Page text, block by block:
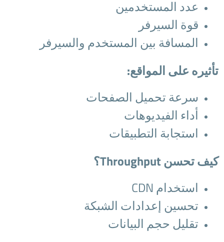
عدد المستخدمين
قوة السيرفر
المسافة بين المستخدم والسيرفر
تأثيره على المواقع:
سرعة تحميل الصفحات
أداء الفيديوهات
استجابة التطبيقات
كيف تحسن Throughput؟
استخدام CDN
تحسين إعدادات الشبكة
تقليل حجم البيانات